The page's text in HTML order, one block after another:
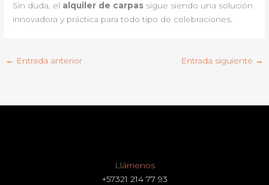
Sin duda, el alquiler de carpas sigue siendo una solución
innovadora y práctica para todo tipo de celebraciones.
← Entrada anterior Entrada siguiente →
Llámenos
+57321 214 77 93